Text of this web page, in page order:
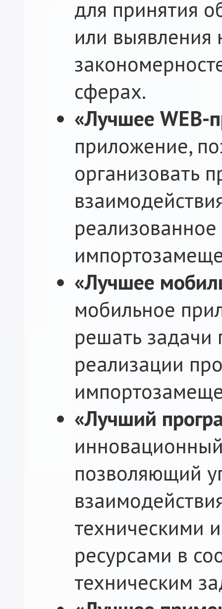
для принятия
или выявления
сферах.
«Лучшее WEB-
приложение,
организовать
«Лучшее
мобильное
решать задачи
реализации
«Лучший
позволяющий
техническими
ресурсами в
техническим